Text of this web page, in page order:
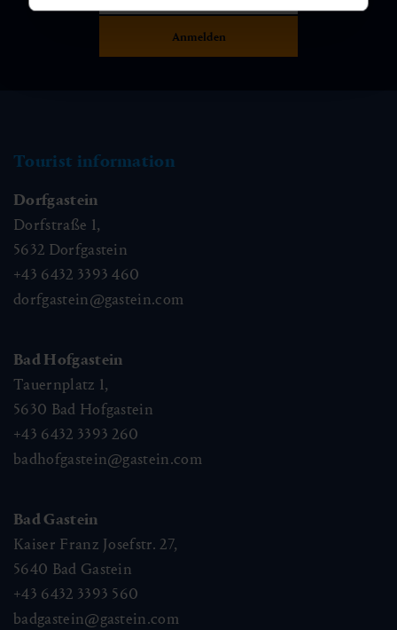
Tourist information
Dorfgastein
Dorfstraße 1,
5632 Dorfgastein
+43 6432 3393 460
dorfgastein@gastein.com
Bad Hofgastein
Tauernplatz 1,
5630 Bad Hofgastein
+43 6432 3393 260
badhofgastein@gastein.com
Bad Gastein
Kaiser Franz Josefstr. 27,
5640 Bad Gastein
+43 6432 3393 560
badgastein@gastein.com